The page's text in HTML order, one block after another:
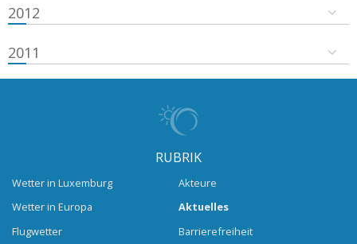
2012
2011
RUBRIK
Wetter in Luxemburg
Wetter in Europa
Flugwetter
Akteure
Aktuelles
Barrierefreiheit